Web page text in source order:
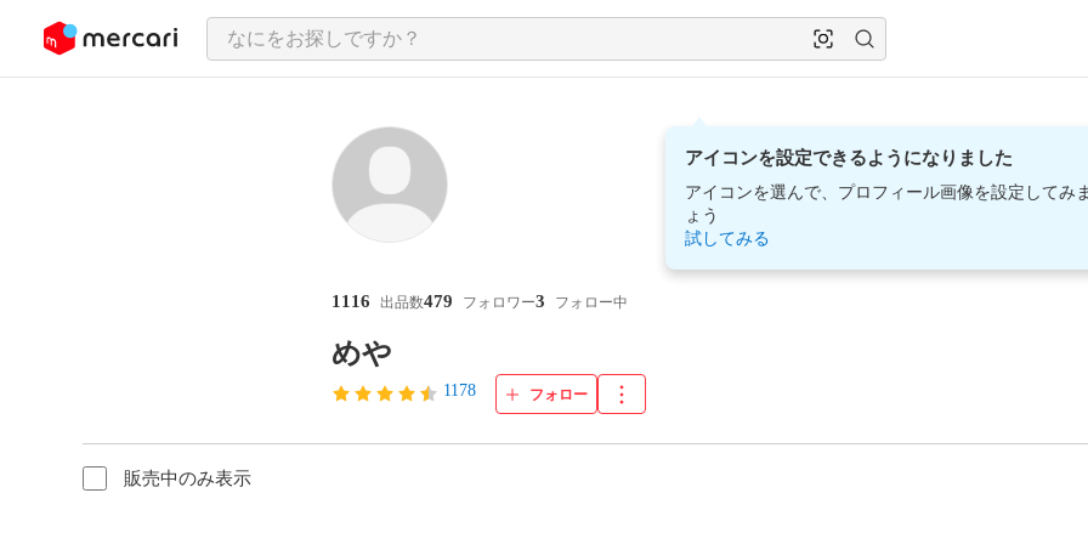
ツにスキップ
アイコンを設定できるようになりました
アイコンを選んで、プロフィール画像を設定してみ
ょう
試してみる
めや
1178 フォロー
1116 出品数479 フォロワー3 フォロー中
販売中のみ表示